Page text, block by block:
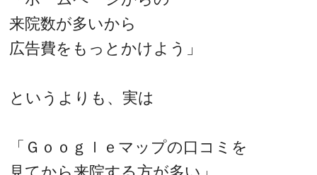
来院数が多いから
広告費をもっとかけよう」
というよりも、実は
「Ｇｏｏｇｌｅマップの口コミを